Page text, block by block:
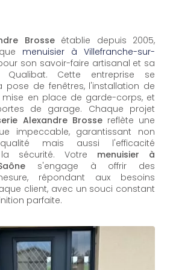
Brosseétablie depuis 2005,
menuisier à Villefranche-sur-
son savoir-faire artisanal et sa
Qualibat. Cette entreprise se
pose de fenêtres, l'installation de
mise en place de garde-corps, et
de garage. Chaque projet
Alexandre Brossereflète une
impeccable, garantissant non
mais aussi l'efficacité
sécurité. Votre menuisier à
s'engage à offrir des
répondant aux besoins
client, avec un souci constant
parfaite.